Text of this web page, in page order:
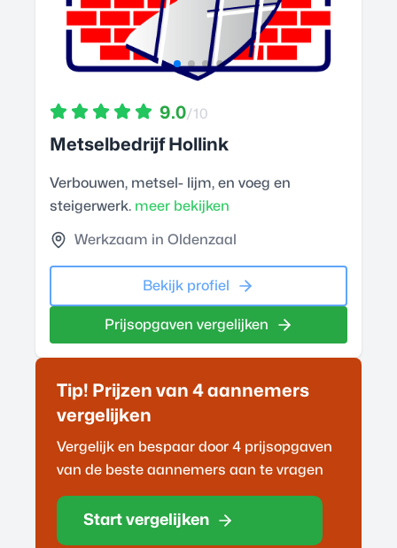
9.0/10
Metselbedrijf Hollink
Verbouwen, metsel- lijm, en voeg en
steigerwerk. meer bekijken
Werkzaam in Oldenzaal
Bekijk profiel
Prijsopgaven vergelijken
Tip! Prijzen van 4 aannemers
vergelijken
Vergelijk en bespaar door 4 prijsopgaven
van de beste aannemers aan te vragen
Start vergelijken